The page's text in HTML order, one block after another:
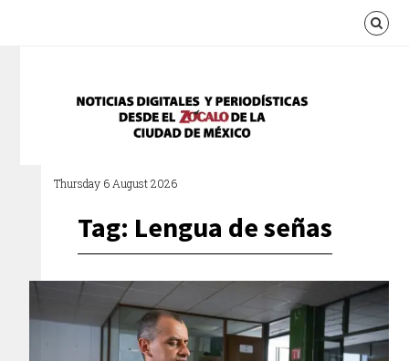
Thursday 6 August 2026
Tag: Lengua de señas